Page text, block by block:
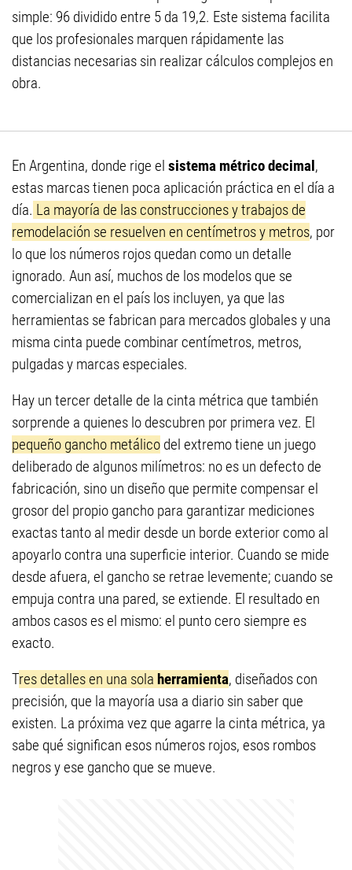
simple: 96 dividido entre 5 da 19,2. Este sistema facilita
que los profesionales marquen rápidamente las
distancias necesarias sin realizar cálculos complejos en
obra.
En Argentina, donde rige el sistema métrico decimal,
estas marcas tienen poca aplicación práctica en el día a
día. La mayoría de las construcciones y trabajos de
remodelación se resuelven en centímetros y metros, por
lo que los números rojos quedan como un detalle
ignorado. Aun así, muchos de los modelos que se
comercializan en el país los incluyen, ya que las
herramientas se fabrican para mercados globales y una
misma cinta puede combinar centímetros, metros,
pulgadas y marcas especiales.
Hay un tercer detalle de la cinta métrica que también
sorprende a quienes lo descubren por primera vez. El
pequeño gancho metálico del extremo tiene un juego
deliberado de algunos milímetros: no es un defecto de
fabricación, sino un diseño que permite compensar el
grosor del propio gancho para garantizar mediciones
exactas tanto al medir desde un borde exterior como al
apoyarlo contra una superficie interior. Cuando se mide
desde afuera, el gancho se retrae levemente; cuando se
empuja contra una pared, se extiende. El resultado en
ambos casos es el mismo: el punto cero siempre es
exacto.
Tres detalles en una sola herramienta, diseñados con
precisión, que la mayoría usa a diario sin saber que
existen. La próxima vez que agarre la cinta métrica, ya
sabe qué significan esos números rojos, esos rombos
negros y ese gancho que se mueve.